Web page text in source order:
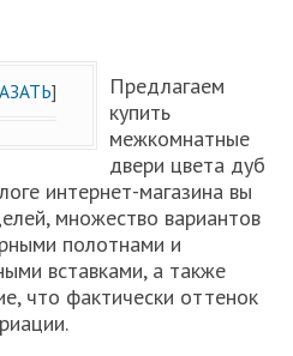
]
Предлагаем
купить
межкомнатные
двери цвета дуб
интернет-магазина вы
множество вариантов
полотнами и
вставками, а также
что фактически оттенок